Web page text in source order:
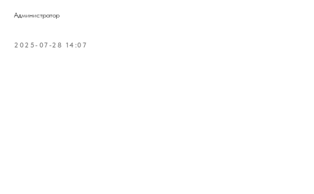
Администратор
2025-07-28 14:07